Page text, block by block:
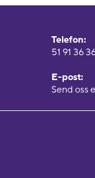
Telefon:
51 91 36
E-post:
Send oss